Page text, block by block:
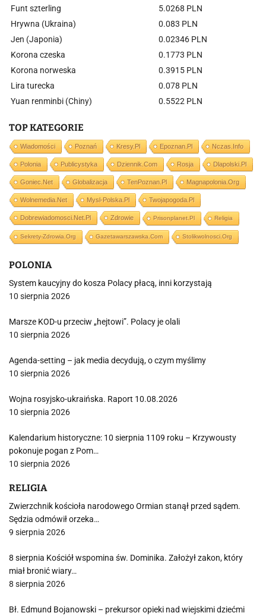
Funt szterling
5.0268 PLN
Hrywna (Ukraina)
0.083 PLN
Jen (Japonia)
0.02346 PLN
Korona czeska
0.1773 PLN
Korona norweska
0.3915 PLN
Lira turecka
0.078 PLN
Yuan renminbi (Chiny)
0.5522 PLN
TOP KATEGORIE
Wiadomości Poznań Kresy.pl Epoznan.pl Nczas.info
Polonia Publicystyka Dziennik.com Rosja Dlapolski.pl
Goniec.net Globalizacja TenPoznan.pl Magnapolonia.org
Wolnemedia.net Mysl-Polska.pl Twojapogoda.pl
Dobrewiadomosci.net.pl Zdrowie Prisonplanet.pl Religia
Sekrety-Zdrowia.org Gazetawarszawska.com Stolikwolnosci.org
POLONIA
System kaucyjny do kosza Polacy płacą, inni korzystają
10 sierpnia 2026
Marsze KOD-u przeciw „hejtowi”. Polacy je olali
10 sierpnia 2026
Agenda-setting – jak media decydują, o czym myślimy
10 sierpnia 2026
Wojna rosyjsko-ukraińska. Raport 10.08.2026
10 sierpnia 2026
Kalendarium historyczne: 10 sierpnia 1109 roku – Krzywousty
pokonuje pogan z Pom…
10 sierpnia 2026
RELIGIA
Zwierzchnik kościoła narodowego Ormian stanął przed sądem.
Sędzia odmówił orzeka…
9 sierpnia 2026
8 sierpnia Kościół wspomina św. Dominika. Założył zakon, który
miał bronić wiary…
8 sierpnia 2026
Bł. Edmund Bojanowski – prekursor opieki nad wiejskimi dziećmi